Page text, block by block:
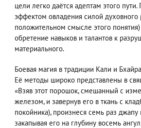
цели легко даётся адептам этого
эффектом овладения силой духовного
положительном смысле этого понятия)
обретение навыков и талантов к
материального.
Боевая магия в традиции Кали и
Её методы широко представлены в
«Взяв этот порошок, смешанный с
железом, и завернув его в ткань с
покойника), произнеся семь раз джапу
закапывая его на глубину восемь